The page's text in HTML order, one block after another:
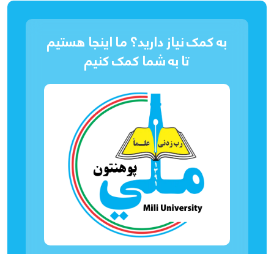
به کمک نیاز دارید؟ ما اینجا هستیم
تا به شما کمک کنیم